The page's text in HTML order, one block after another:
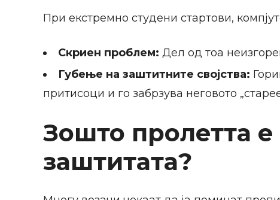
При екстремно студени стартови,
Скриен проблем: Дел од тоа
Губење на заштитните својства:
притисоци и го забрзува неговото
Зошто пролетта
заштитата?